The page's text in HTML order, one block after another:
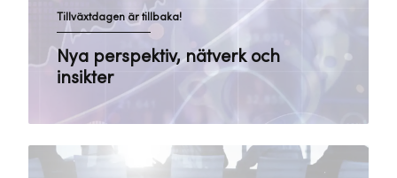
Tillväxtdagen är tillbaka!
Nya perspektiv, nätverk och
insikter